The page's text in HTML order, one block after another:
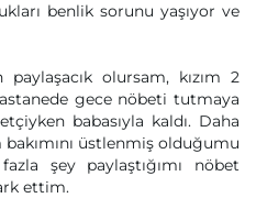
benlik sorunu yaşıyor ve
olursam, kızım 2
gece nöbeti tutmaya
babasıyla kaldı. Daha
bakımını üstlenmiş olduğumu
şey paylaştığımı nöbet
ettim.